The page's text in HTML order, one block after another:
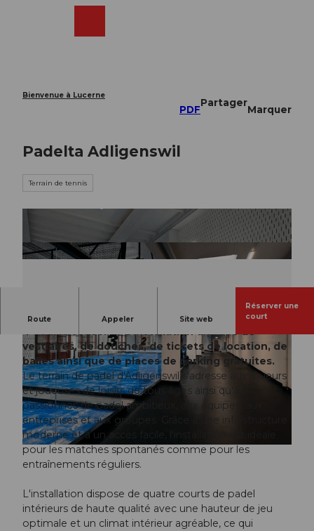
Bienvenue à Lucerne
PDF
Partager
Marquer
Padelta Adligenswil
Terrain de tennis
© Padelta AG |CC-BY-ND
© Padelta AG | CC-BY-ND
Route Appeler Site web
Réserver une
court
L'installation Padelta offre le plaisir du padel sur
4 courts couverts. L'installation dispose de
vestiaires, de douches, de tickets de location, de
balles ainsi que de places de parking gratuites.
Le terrain de padel d'Adligenswil s'adresse aux joueurs
et joueuses de loisirs de tous âges ainsi qu'aux
passionnés de padel ambitieux, aux équipes, aux
entreprises et aux groupes. Grâce à une infrastructure
moderne et à un accès facile, l'installation est idéale
pour les matches spontanés comme pour les
entraînements réguliers.
L'installation dispose de quatre courts de padel
intérieurs de haute qualité avec une hauteur de jeu
optimale et un climat intérieur agréable, ce qui